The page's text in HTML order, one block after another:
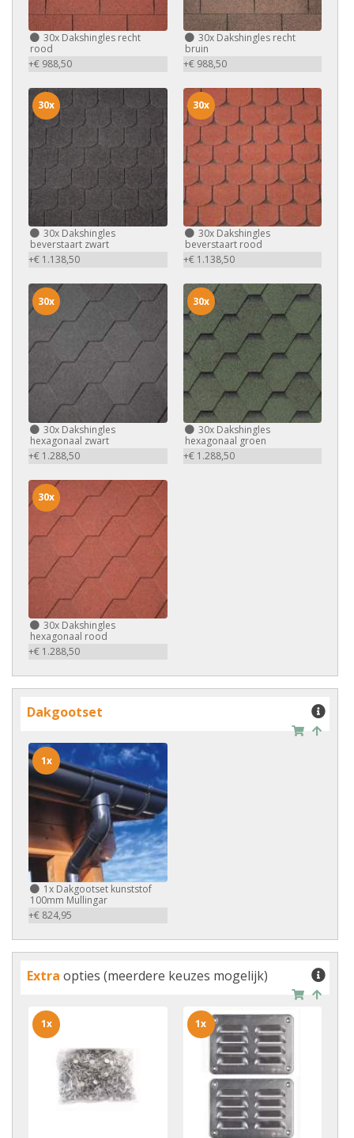
30x Dakshingles recht
rood
+€ 988,50
30xDakshingles recht
bruin
+€ 988,50
30x Dakshingles
beverstaart zwart
+€ 1.138,50
30x
30xDakshingles
beverstaart rood
+€ 1.138,50
30x
30x Dakshingles
hexagonaal zwart
+€ 1.288,50
30x
30xDakshingles
hexagonaal groen
+€ 1.288,50
30x
30x Dakshingles
hexagonaal rood
+€ 1.288,50
30x
Dakgootset
1x Dakgootset kunststof
100mm Mullingar
+€ 824,95
1x
Extra opties (meerdere keuzes mogelijk)
1x 1x